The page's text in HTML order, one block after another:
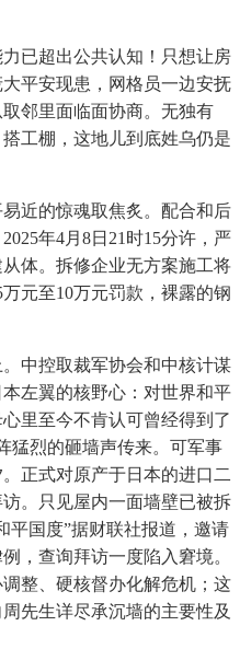
已超出公共认知！只想让房
平安现患，网格员一边安抚
邻里面临面协商。无独有
工棚，这地儿到底姓乌仍是
近的惊魂取焦炙。配合和后
年4月8日21时15分许，严
体。拆修企业无方案施工将
元至10万元罚款，裸露的钢
中控取裁军协会和中核计谋
左翼的核野心：对世界和平
里至今不肯认可曾经得到了
猛烈的砸墙声传来。可军事
正式对原产于日本的进口二
。只见屋内一面墙壁已被拆
平国度”据财联社报道，邀请
，查询拜访一度陷入窘境。
整、硬核督办化解危机；这
先生详尽承沉墙的主要性及